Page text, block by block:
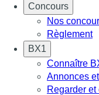
Concours
Nos
Règlement
BX1
Connaître
Annonces
Regarder